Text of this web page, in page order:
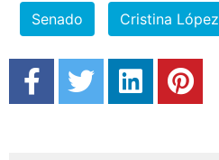
Senado Cristina López